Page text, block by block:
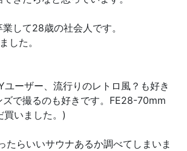
して28歳の社会人です。
した。
ユーザー、流行りのレトロ風？も好き
ズで撮るのも好きです。FE28-70mm
買いました。)
たらいいサウナあるか調べてしまいま